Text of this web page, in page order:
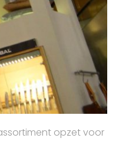
opzet voor